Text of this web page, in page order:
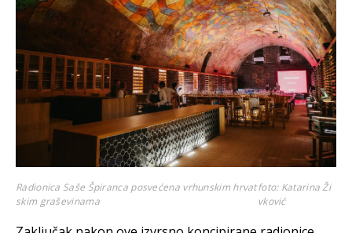
Radionica Saše Špiranca posvećena vrhunskim hrvat
skim graševinama
foto: Katarina Ži
vković